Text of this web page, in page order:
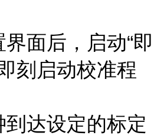
面后，启动“即
刻启动校准程
达设定的标定